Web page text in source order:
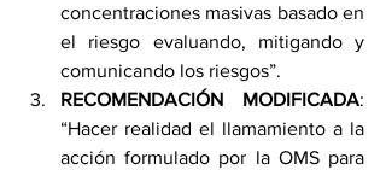
concentraciones masivas basado en
el riesgo evaluando, mitigando y
comunicando los riesgos”.
RECOMENDACIÓN MODIFICADA:
“Hacer realidad el llamamiento a la
acción formulado por la OMS para